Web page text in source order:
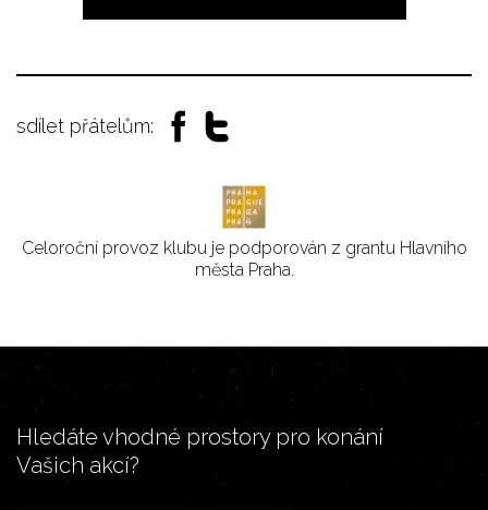
sdílet přátelům:
Celoroční provoz klubu je podporován z grantu Hlavního
města Praha.
Hledáte vhodné prostory pro konání
Vašich akcí?